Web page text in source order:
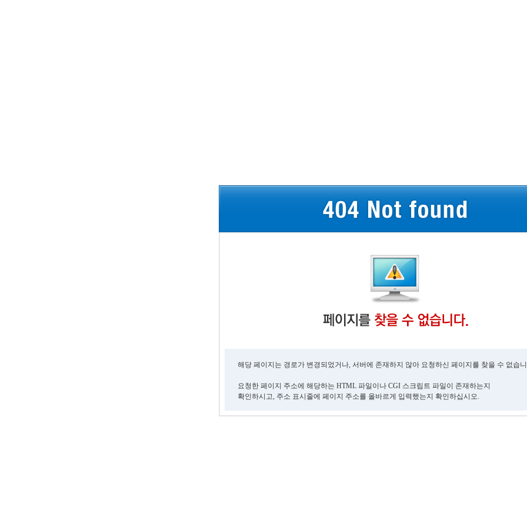
해당 페이지는 경로가 변경되었거나, 서버에 존재하지 않아 요청하신 페이지를 찾을 수 없습
요청한 페이지 주소에 해당하는 HTML 파일이나 CGI 스크립트 파일이 존재하는지
확인하시고, 주소 표시줄에 페이지 주소를 올바르게 입력했는지 확인하십시오.